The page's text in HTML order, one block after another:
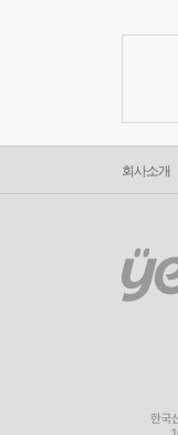
회사소개